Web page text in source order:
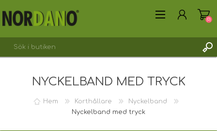
SKAPA KONTO
LOGGA IN
(0)
NYCKELBAND MED TRYCK
Hem Korthållare
Nyckelband
Nyckelband med tryck